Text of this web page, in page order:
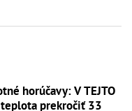
horúčavy: V TEJTO
prekročiť 33